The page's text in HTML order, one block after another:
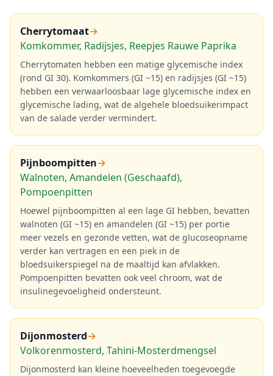
Cherrytomaat→
Komkommer, Radijsjes, Reepjes Rauwe Paprika
Cherrytomaten hebben een matige glycemische index
(rond GI 30). Komkommers (GI ~15) en radijsjes (GI ~15)
hebben een verwaarloosbaar lage glycemische index en
glycemische lading, wat de algehele bloedsuikerimpact
van de salade verder vermindert.
Pijnboompitten→
Walnoten, Amandelen (Geschaafd),
Pompoenpitten
Hoewel pijnboompitten al een lage GI hebben, bevatten
walnoten (GI ~15) en amandelen (GI ~15) per portie
meer vezels en gezonde vetten, wat de glucoseopname
verder kan vertragen en een piek in de
bloedsuikerspiegel na de maaltijd kan afvlakken.
Pompoenpitten bevatten ook veel chroom, wat de
insulinegevoeligheid ondersteunt.
Dijonmosterd→
Volkorenmosterd, Tahini-Mosterdmengsel
Dijonmosterd kan kleine hoeveelheden toegevoegde